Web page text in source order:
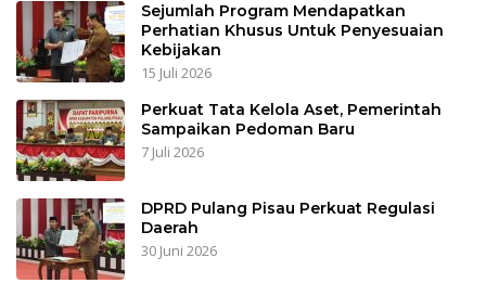
Sejumlah Program Mendapatkan
Perhatian Khusus Untuk Penyesuaian
Kebijakan
15 Juli 2026
Perkuat Tata Kelola Aset, Pemerintah
Sampaikan Pedoman Baru
7 Juli 2026
DPRD Pulang Pisau Perkuat Regulasi
Daerah
30 Juni 2026